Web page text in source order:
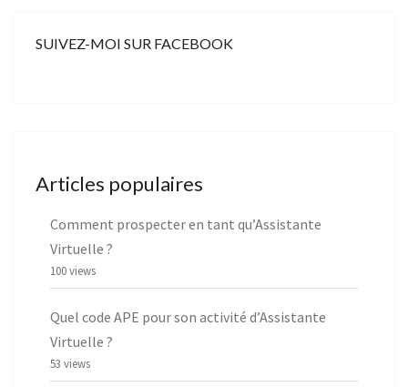
SUIVEZ-MOI SUR FACEBOOK
Articles populaires
Comment prospecter en tant qu’Assistante
Virtuelle ?
100 views
Quel code APE pour son activité d’Assistante
Virtuelle ?
53 views